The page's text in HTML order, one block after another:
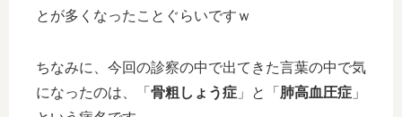
とが多くなったことぐらいですｗ
ちなみに、今回の診察の中で出てきた言葉の中で気
になったのは、「 骨粗しょう症 」と「 肺高血圧症 」